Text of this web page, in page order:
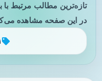
تازه‌ترین مطالب مرتبط
در این صفحه مشاهده
۱